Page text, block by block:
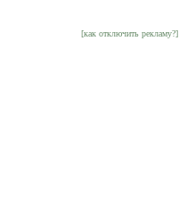
[как отключить рекламу?]